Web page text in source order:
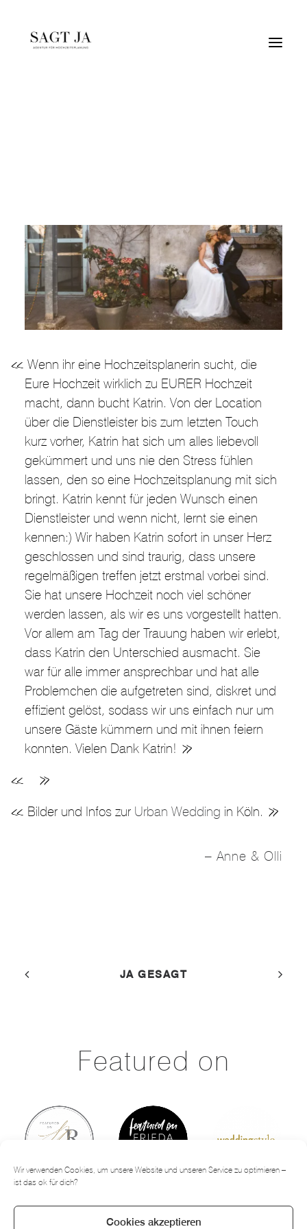
Wir verwenden Cookies, um unsere Website und unseren Service zu optimieren –
ist das ok für dich?
Cookies akzeptieren
Wenn ihr eine Hochzeitsplanerin sucht, die
Eure Hochzeit wirklich zu EURER Hochzeit
macht, dann bucht Katrin. Von der Location
über die Dienstleister bis zum letzten Touch
kurz vorher, Katrin hat sich um alles liebevoll
gekümmert und uns nie den Stress fühlen
lassen, den so eine Hochzeitsplanung mit sich
bringt. Katrin kennt für jeden Wunsch einen
Dienstleister und wenn nicht, lernt sie einen
kennen:) Wir haben Katrin sofort in unser Herz
geschlossen und sind traurig, dass unsere
regelmäßigen treffen jetzt erstmal vorbei sind.
Sie hat unsere Hochzeit noch viel schöner
werden lassen, als wir es uns vorgestellt hatten.
Vor allem am Tag der Trauung haben wir erlebt,
dass Katrin den Unterschied ausmacht. Sie
war für alle immer ansprechbar und hat alle
Problemchen die aufgetreten sind, diskret und
effizient gelöst, sodass wir uns einfach nur um
unsere Gäste kümmern und mit ihnen feiern
konnten. Vielen Dank Katrin!
Bilder und Infos zur Urban Wedding in Köln.
Anne & Olli
JA GESAGT
Featured on